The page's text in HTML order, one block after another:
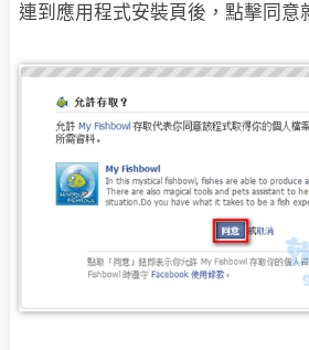
連到應用程式安裝頁後，點擊同意